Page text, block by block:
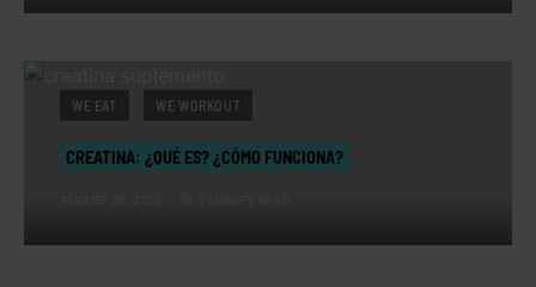
WE EAT WE WORKOUT
CREATINA: ¿QUÉ ES? ¿CÓMO FUNCIONA?